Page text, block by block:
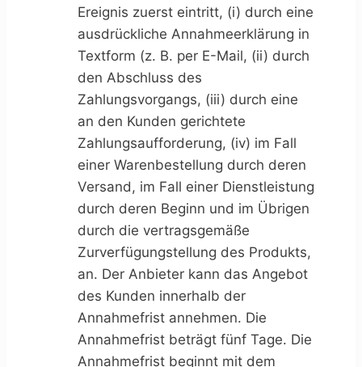
Ereignis zuerst eintritt, (i) durch eine
ausdrückliche Annahmeerklärung in
Textform (z. B. per E-Mail, (ii) durch
den Abschluss des
Zahlungsvorgangs, (iii) durch eine
an den Kunden gerichtete
Zahlungsaufforderung, (iv) im Fall
einer Warenbestellung durch deren
Versand, im Fall einer Dienstleistung
durch deren Beginn und im Übrigen
durch die vertragsgemäße
Zurverfügungstellung des Produkts,
an. Der Anbieter kann das Angebot
des Kunden innerhalb der
Annahmefrist annehmen. Die
Annahmefrist beträgt fünf Tage. Die
Annahmefrist beginnt mit dem